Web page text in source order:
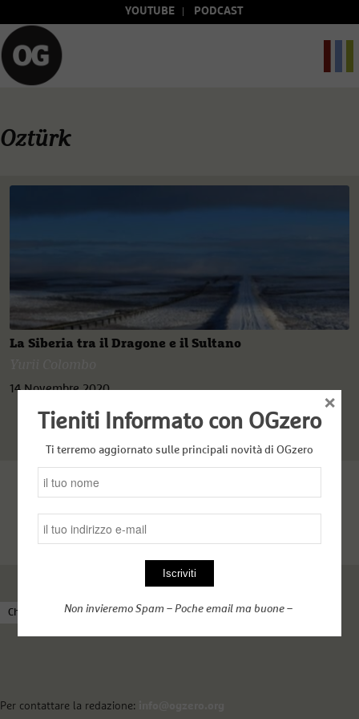
YOUTUBE PODCAST
Oztürk
La Siberia tra il Dragone e il Sultano
14 Novembre 2020
Chi siamo Come funziona OGzero Complici nel web
Per contattare la redazione:
Tieniti Informato con OGzero
Ti terremo aggiornato sulle principali novità di OGzero
Non invieremo Spam – Poche email ma buone –
×